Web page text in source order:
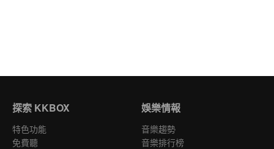
探索 KKBOX
特色功能
免費聽
娛樂情報
音樂趨勢
音樂排行榜